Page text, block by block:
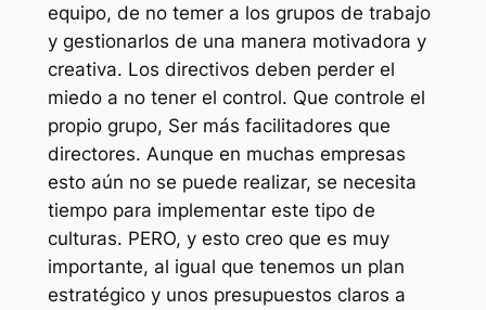
equipo, de no temer a los grupos de trabajo
y gestionarlos de una manera motivadora y
creativa. Los directivos deben perder el
miedo a no tener el control. Que controle el
propio grupo, Ser más facilitadores que
directores. Aunque en muchas empresas
esto aún no se puede realizar, se necesita
tiempo para implementar este tipo de
culturas. PERO, y esto creo que es muy
importante, al igual que tenemos un plan
estratégico y unos presupuestos claros a